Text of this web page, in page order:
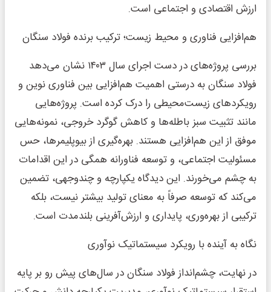
ارزش اقتصادی و اجتماعی است.
هم‌افزایی فناوری و محیط‌ زیست؛ ترکیب برنده فولاد سنگان
بررسی پروژه‌های در دست اجرای سال ۱۴۰۳ نشان می‌دهد
فولاد سنگان به درستی اهمیت هم‌افزایی بین فناوری نوین و
رویکردهای زیست‌محیطی را درک کرده است. پروژه‌هایی
مانند تثبیت سبز باطله‌ها و کاهش گوگرد خروجی، نمونه‌هایی
موفق از این هم‌افزایی هستند. بهره‌گیری از بیوپلیمرها، حس
مسئولیت اجتماعی، و توسعه فناورانه همگی در این اقدامات
به چشم می‌خورند. این دیدگاه یکپارچه و چندوجهی، تضمین
می‌کند که توسعه صرفاً به معنای تولید بیشتر نیست، بلکه
ترکیبی از بهره‌وری، پایداری و ارزش‌آفرینی بلندمدت است.
نگاه به آینده با رویکرد سیستماتیک نوآوری
در نهایت، چشم‌انداز فولاد سنگان در سال‌های پیش رو بر پایه